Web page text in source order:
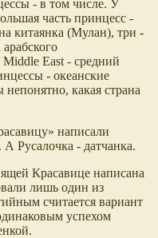
- в том числе. У
часть принцесс -
китаянка (Мулан), три -
Middle East - средний
- океанские
какая страна
написали
Русалочка - датчанка.
Красавице написана
лишь один из
считается вариант
успехом